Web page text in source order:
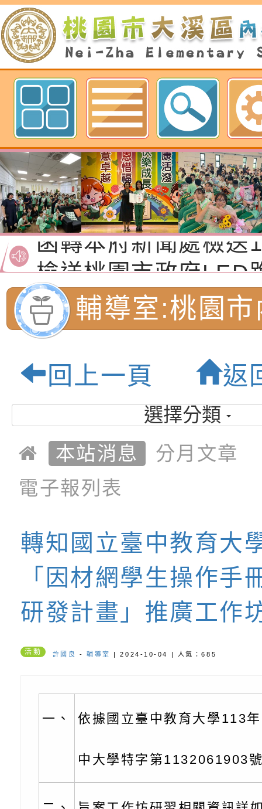
歡迎參觀：桃園市內柵國民小學網
函轉桃園市政府「
性(防空)演習執行計
轉桃園市政府「
（防空）演習－行動
演練」
檢送桃園市政府家庭
「115年度祖孫樂淘
節慶祝活動」海報電
函轉本府新聞處檢送
交通安全宣導標語播
道安宣導影像素材
檢送桃園市政府LED
字稿及LCD託播影片
檢送行政院新聞傳播
月份公共服務政策溝
檢送本市馬祖新村眷
專注力研習營 「正
緒學習與生命教育(
梯次)」
檢送桃園市政府LED
字稿及LCD託播影片
函轉「2026台東博
海報電子檔及活動介
檢送桃園市政府家庭
「小桃家7月課程資
「HELLO新鮮人」
養練習題」、「青少
書會」、「親密關係
坊」、「祖孫樂淘桃
徵件活動」海報
有關本局115年「暑
年─青春專案」LED
字稿
為配合政府政策宣導
者權益暨落實保護青
環境
檢送桃園市政府LED
字稿及LCD託播影片
有關桃園市政府家庭
服務資源資訊
檢送桃園市政府LED
字稿及LCD託播影（
函轉有關身心障礙者
（CRPD）第三次國
檢送行政院新聞傳播
訊
辦理「115年度促進
緒學習知能研習」
檢送桃園市政府LED
字稿及LCD託播影片
函轉有關本府新聞
6月交通安全宣導標
份及道安宣導影像素
有關「115年各賣場
設置防災(颱)專區」
信誼基金會於6／27
輔導室:桃園
民小學-優質
回上一頁 返
選擇分類
本站消息
分月文章
電子報列表
轉知國立臺中教育大
「因材網學生操作手
研發計畫」推廣工作
活動 許國良 -輔導室 | 2024-10-04 | 人氣：685
一、 依據國立臺中教育大學113
中大學特字第1132061903